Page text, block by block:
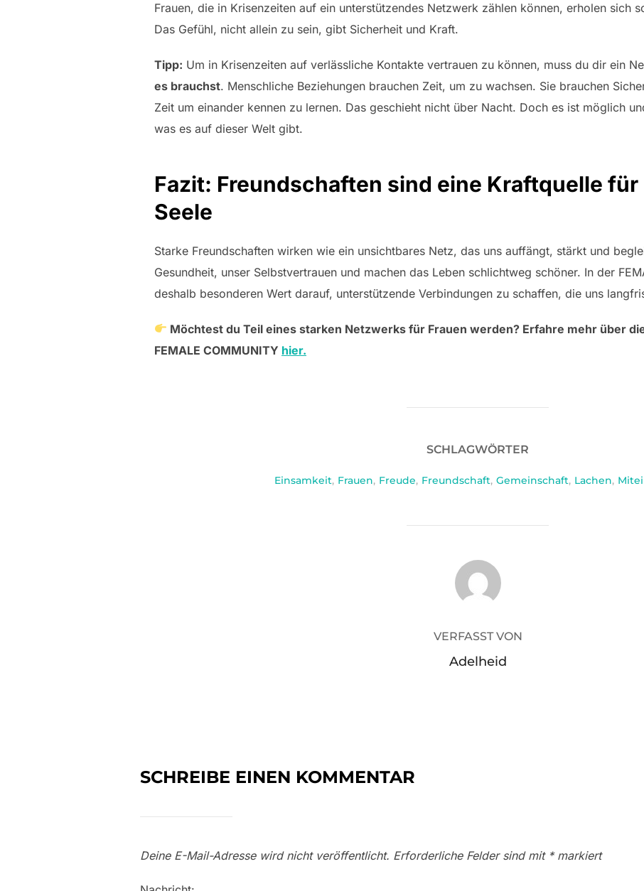
Frauen, die in Krisenzeiten auf ein unterstützendes Netzwerk zählen können, erholen sich
Das Gefühl, nicht allein zu sein, gibt Sicherheit und Kraft.
Tipp: Um in Krisenzeiten auf verlässliche Kontakte vertrauen zu können, muss du dir ein
es brauchst. Menschliche Beziehungen brauchen Zeit, um zu wachsen. Sie brauchen
Zeit um einander kennen zu lernen. Das geschieht nicht über Nacht. Doch es ist möglich
was es auf dieser Welt gibt.
Fazit: Freundschaften sind eine Kraftquelle für
Seele
Starke Freundschaften wirken wie ein unsichtbares Netz, das uns auffängt, stärkt und
Gesundheit, unser Selbstvertrauen und machen das Leben schlichtweg schöner. In der
deshalb besonderen Wert darauf, unterstützende Verbindungen zu schaffen, die uns
Möchtest du Teil eines starken Netzwerks für Frauen werden? Erfahre mehr über
FEMALE COMMUNITY hier.
SCHLAGWÖRTER
Einsamkeit, Frauen, Freude, Freundschaft, Gemeinschaft, Lachen,
BEITRAGSAUTOR
VERFASST VON
Adelheid
SCHREIBE EINEN KOMMENTAR
Deine E-Mail-Adresse wird nicht veröffentlicht. Erforderliche Felder sind mit *markiert